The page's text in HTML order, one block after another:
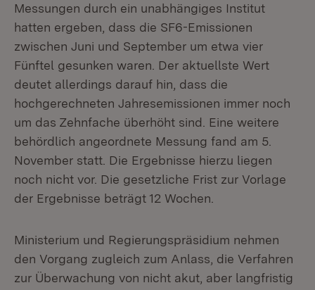
Messungen durch ein unabhängiges Institut
hatten ergeben, dass die SF6-Emissionen
zwischen Juni und September um etwa vier
Fünftel gesunken waren. Der aktuellste Wert
deutet allerdings darauf hin, dass die
hochgerechneten Jahresemissionen immer noch
um das Zehnfache überhöht sind. Eine weitere
behördlich angeordnete Messung fand am 5.
November statt. Die Ergebnisse hierzu liegen
noch nicht vor. Die gesetzliche Frist zur Vorlage
der Ergebnisse beträgt 12 Wochen.
Ministerium und Regierungspräsidium nehmen
den Vorgang zugleich zum Anlass, die Verfahren
zur Überwachung von nicht akut, aber langfristig